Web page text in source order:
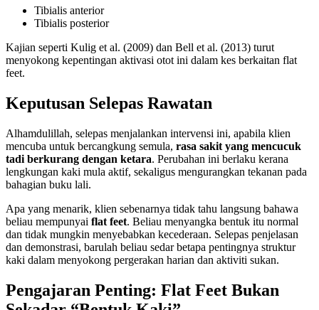
Tibialis anterior
Tibialis posterior
Kajian seperti Kulig et al. (2009) dan Bell et al. (2013) turut
menyokong kepentingan aktivasi otot ini dalam kes berkaitan flat
feet.
Keputusan Selepas Rawatan
Alhamdulillah, selepas menjalankan intervensi ini, apabila klien
mencuba untuk bercangkung semula, rasa sakit yang mencucuk
tadi berkurang dengan ketara. Perubahan ini berlaku kerana
lengkungan kaki mula aktif, sekaligus mengurangkan tekanan pada
bahagian buku lali.
Apa yang menarik, klien sebenarnya tidak tahu langsung bahawa
beliau mempunyai flat feet. Beliau menyangka bentuk itu normal
dan tidak mungkin menyebabkan kecederaan. Selepas penjelasan
dan demonstrasi, barulah beliau sedar betapa pentingnya struktur
kaki dalam menyokong pergerakan harian dan aktiviti sukan.
Pengajaran Penting: Flat Feet Bukan